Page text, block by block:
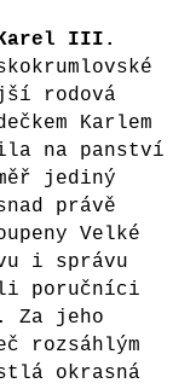
III.
rodová
Karlem
na panství
jediný
právě
Velké
i správu
poručníci
Za jeho
rozsáhlým
okrasná